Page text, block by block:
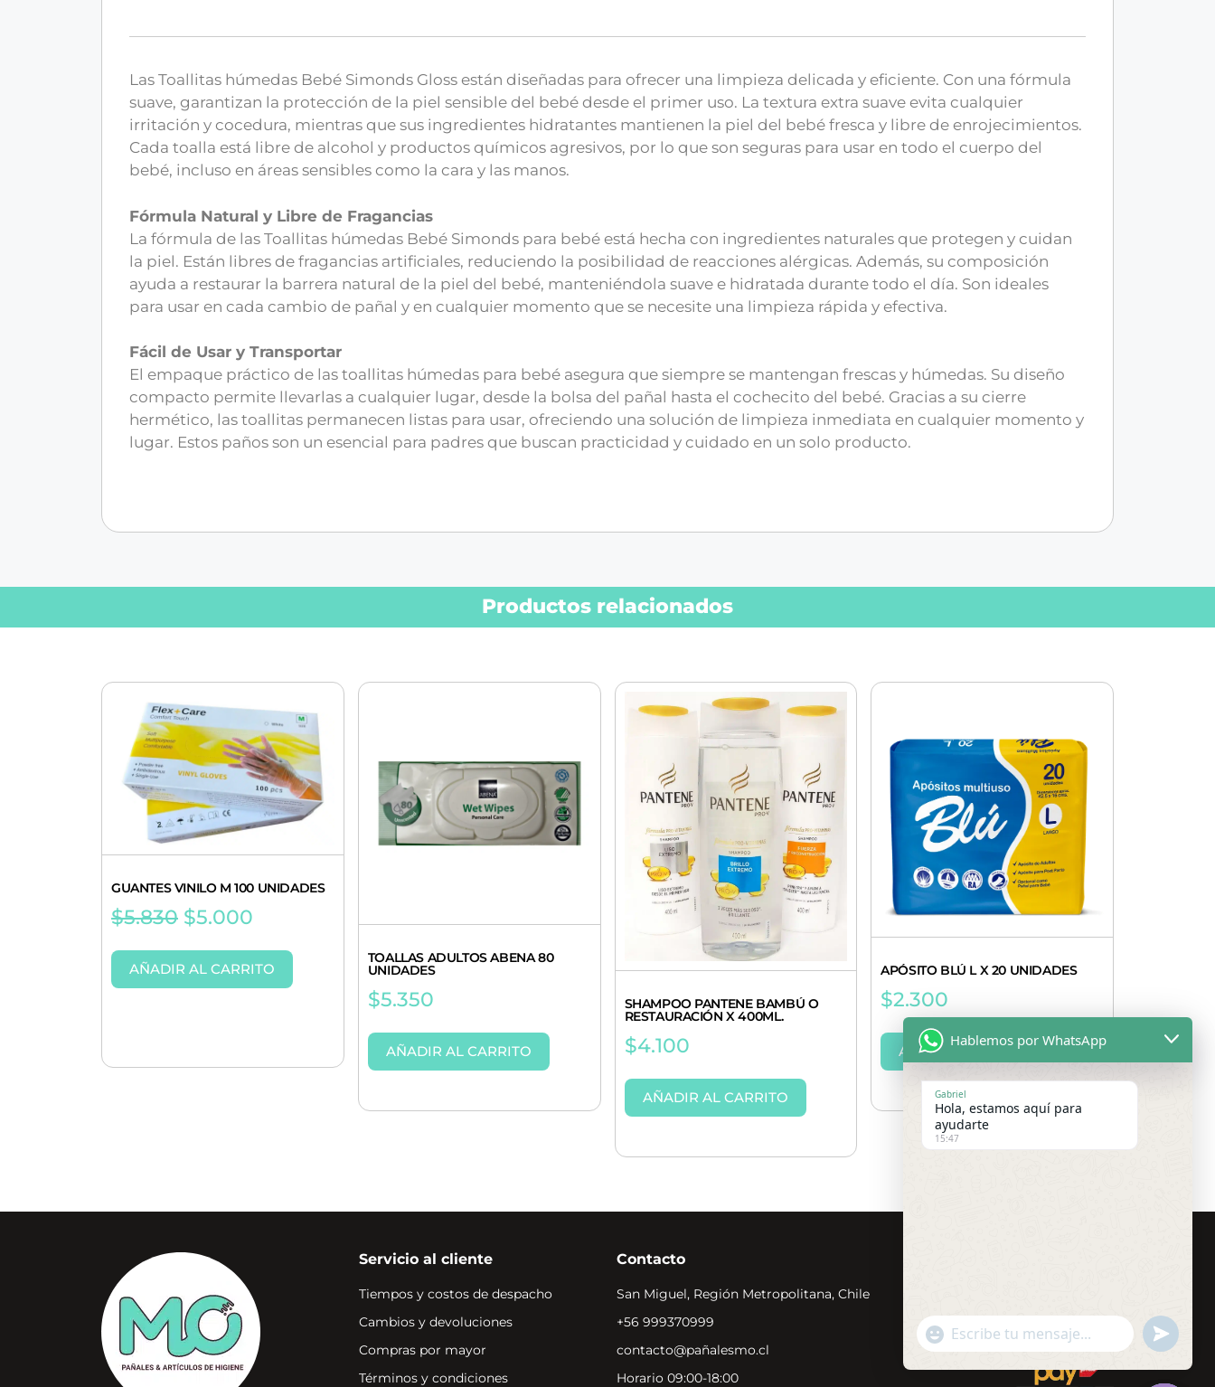
Las Toallitas húmedas Bebé Simonds Gloss están diseñadas para ofrecer una limpieza delicada y eficiente. Con una fórmula
suave, garantizan la protección de la piel sensible del bebé desde el primer uso. La textura extra suave evita cualquier
irritación y cocedura, mientras que sus ingredientes hidratantes mantienen la piel del bebé fresca y libre de enrojecimientos.
Cada toalla está libre de alcohol y productos químicos agresivos, por lo que son seguras para usar en todo el cuerpo del
bebé, incluso en áreas sensibles como la cara y las manos.
Fórmula Natural y Libre de Fragancias
La fórmula de las Toallitas húmedas Bebé Simonds para bebé está hecha con ingredientes naturales que protegen y cuidan
la piel. Están libres de fragancias artificiales, reduciendo la posibilidad de reacciones alérgicas. Además, su composición
ayuda a restaurar la barrera natural de la piel del bebé, manteniéndola suave e hidratada durante todo el día. Son ideales
para usar en cada cambio de pañal y en cualquier momento que se necesite una limpieza rápida y efectiva.
Fácil de Usar y Transportar
El empaque práctico de las toallitas húmedas para bebé asegura que siempre se mantengan frescas y húmedas. Su diseño
compacto permite llevarlas a cualquier lugar, desde la bolsa del pañal hasta el cochecito del bebé. Gracias a su cierre
hermético, las toallitas permanecen listas para usar, ofreciendo una solución de limpieza inmediata en cualquier momento y
lugar. Estos paños son un esencial para padres que buscan practicidad y cuidado en un solo producto.
Productos relacionados
GUANTES VINILO M 100 UNIDADES
$5.830 $5.000
AÑADIR AL CARRITO
TOALLAS ADULTOS ABENA 80
UNIDADES
$5.350
AÑADIR AL CARRITO
SHAMPOO PANTENE BAMBÚ O
RESTAURACIÓN X 400ML.
$4.100
AÑADIR AL CARRITO
APÓSITO BLÚ L X 20 UNIDADES
$2.300
AÑADIR AL CARRITO
Servicio al cliente
Tiempos y costos de despacho
Cambios y devoluciones
Compras por mayor
Términos y condiciones
Contacto
San Miguel, Región Metropolitana, Chile
+56 999370999
contacto@pañalesmo.cl
Horario 09:00-18:00
Hablemos por WhatsApp
Gabriel
Hola, estamos aquí para
ayudarte
15:47
"+chaty_settings.lang.emoji_picker+"
WhatsApp
Message